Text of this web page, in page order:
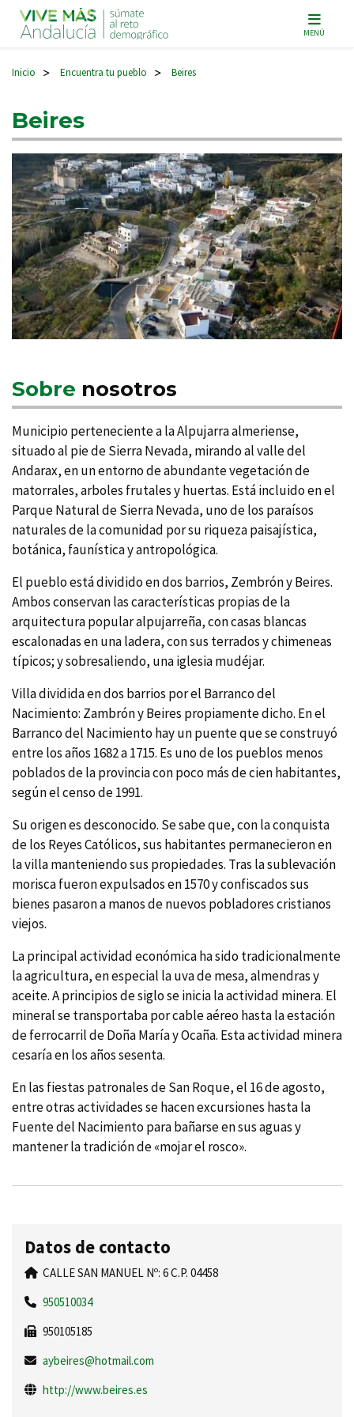
Navegación principal MENÚ
Inicio > Encuentra tu pueblo > Beires
Beires
Sobre nosotros
Municipio perteneciente a la Alpujarra almeriense,
situado al pie de Sierra Nevada, mirando al valle del
Andarax, en un entorno de abundante vegetación de
matorrales, arboles frutales y huertas. Está incluido en el
Parque Natural de Sierra Nevada, uno de los paraí­sos
naturales de la comunidad por su riqueza paisají­stica,
botánica, fauní­stica y antropológica.
El pueblo está dividido en dos barrios, Zembrón y Beires.
Ambos conservan las caracterí­sticas propias de la
arquitectura popular alpujarreña, con casas blancas
escalonadas en una ladera, con sus terrados y chimeneas
tí­picos; y sobresaliendo, una iglesia mudéjar.
Villa dividida en dos barrios por el Barranco del
Nacimiento: Zambrón y Beires propiamente dicho. En el
Barranco del Nacimiento hay un puente que se construyó
entre los años 1682 a 1715. Es uno de los pueblos menos
poblados de la provincia con poco más de cien habitantes,
según el censo de 1991.
Su origen es desconocido. Se sabe que, con la conquista
de los Reyes Católicos, sus habitantes permanecieron en
la villa manteniendo sus propiedades. Tras la sublevación
morisca fueron expulsados en 1570 y confiscados sus
bienes pasaron a manos de nuevos pobladores cristianos
viejos.
La principal actividad económica ha sido tradicionalmente
la agricultura, en especial la uva de mesa, almendras y
aceite. A principios de siglo se inicia la actividad minera. El
mineral se transportaba por cable aéreo hasta la estación
de ferrocarril de Doña Marí­a y Ocaña. Esta actividad minera
cesarí­a en los años sesenta.
En las fiestas patronales de San Roque, el 16 de agosto,
entre otras actividades se hacen excursiones hasta la
Fuente del Nacimiento para bañarse en sus aguas y
mantener la tradición de «mojar el rosco».
Datos de contacto
CALLE SAN MANUEL Nº: 6 C.P. 04458
950510034
950105185
aybeires@hotmail.com
http://www.beires.es